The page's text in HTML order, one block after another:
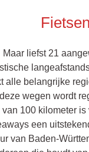
Maar liefst 21
alle belangrijke
wegen wordt
van 100 kilometer
een
van Baden-